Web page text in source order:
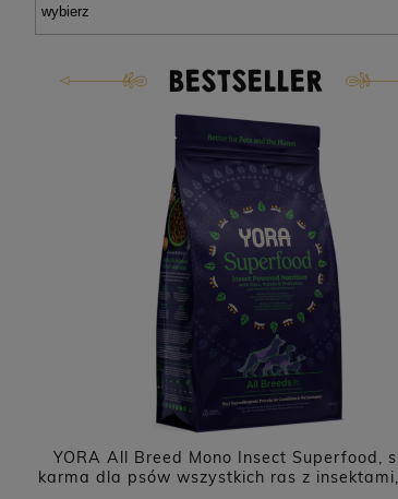
BESTSELLER
NATUREA Naturals Agnus karma dla
psów dorosłych, Jagnięcina 12 kg